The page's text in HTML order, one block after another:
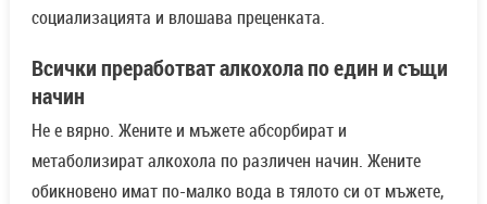
социализацията и влошава преценката.
Всички преработват алкохола по един и същи
начин
Не е вярно. Жените и мъжете абсорбират и
метаболизират алкохола по различен начин. Жените
обикновено имат по-малко вода в тялото си от мъжете,